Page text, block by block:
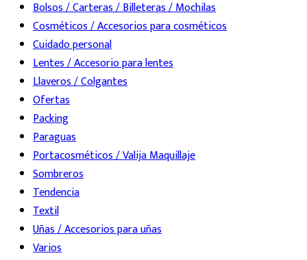
Bolsos / Carteras / Billeteras / Mochilas
Cosméticos / Accesorios para cosméticos
Cuidado personal
Lentes / Accesorio para lentes
Llaveros / Colgantes
Ofertas
Packing
Paraguas
Portacosméticos / Valija Maquillaje
Sombreros
Tendencia
Textil
Uñas / Accesorios para uñas
Varios